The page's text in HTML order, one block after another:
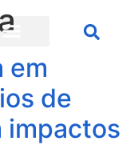
em
de
impactos